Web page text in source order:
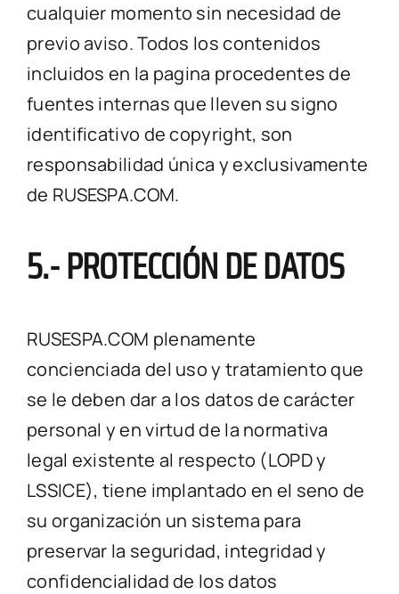
cualquier momento sin necesidad de
previo aviso. Todos los contenidos
incluidos en la pagina procedentes de
fuentes internas que lleven su signo
identificativo de copyright, son
responsabilidad única y exclusivamente
de RUSESPA.COM.
5.- PROTECCIÓN DE DATOS
RUSESPA.COM plenamente
concienciada del uso y tratamiento que
se le deben dar a los datos de carácter
personal y en virtud de la normativa
legal existente al respecto (LOPD y
LSSICE), tiene implantado en el seno de
su organización un sistema para
preservar la seguridad, integridad y
confidencialidad de los datos